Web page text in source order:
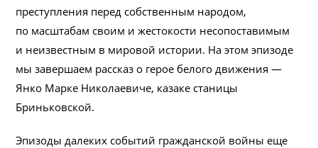
преступления перед собственным народом,
по масштабам своим и жестокости несопоставимым
и неизвестным в мировой истории. На этом эпизоде
мы завершаем рассказ о герое белого движения —
Янко Марке Николаевиче, казаке станицы
Бриньковской.
Эпизоды далеких событий гражданской войны еще